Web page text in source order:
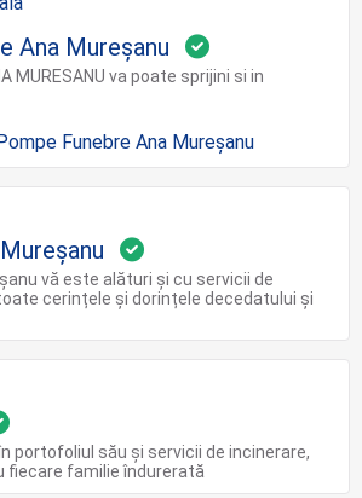
Ana Mureșanu
MURESANU va poate sprijini si in
vă este alături și cu servicii de
cerințele și dorințele decedatului și
portofoliul său și servicii de incinerare,
fiecare familie îndurerată